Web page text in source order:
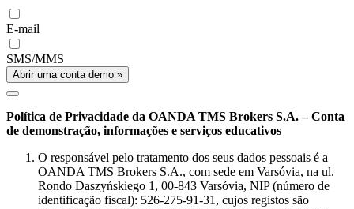
E-mail
SMS/MMS
Abrir uma conta demo »
Política de Privacidade da OANDA TMS Brokers S.A. – Conta
de demonstração, informações e serviços educativos
O responsável pelo tratamento dos seus dados pessoais é a
OANDA TMS Brokers S.A., com sede em Varsóvia, na ul.
Rondo Daszyńskiego 1, 00-843 Varsóvia, NIP (número de
identificação fiscal): 526-275-91-31, cujos registos são